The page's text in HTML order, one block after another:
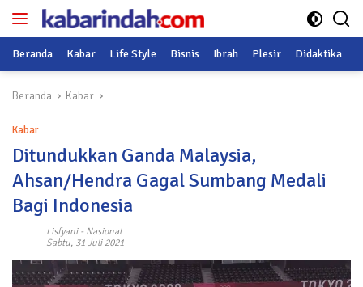
Langsung
Beranda Kabar Life Style Bisnis Ibrah Plesir Didaktika
Beranda Kabar
Kabar
Ditundukkan Ganda Malaysia,
Ahsan/Hendra Gagal Sumbang Medali
Bagi Indonesia
Lisfyani- Nasional
Sabtu, 31 Juli 2021